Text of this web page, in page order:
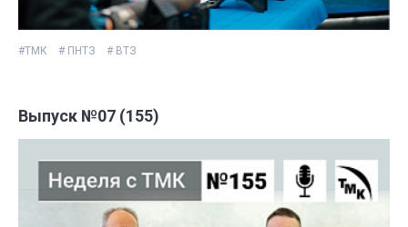
#ТМК # ПНТЗ # ВТЗ
Выпуск №07 (155)